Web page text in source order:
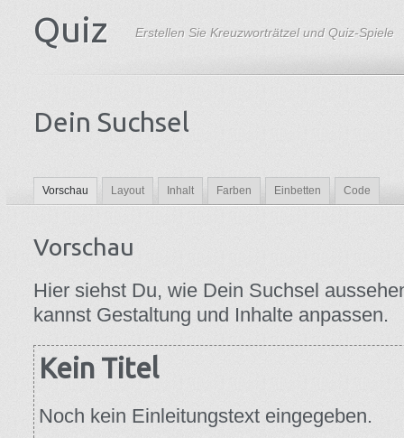
Quiz Erstellen Sie Kreuzworträtzel und Quiz-Spiele
Dein Suchsel
Vorschau Layout Inhalt Farben Einbetten Code
Vorschau
Hier siehst Du, wie Dein Suchsel
kannst Gestaltung und Inhalte anpassen.
Kein Titel
Noch kein Einleitungstext eingegeben.